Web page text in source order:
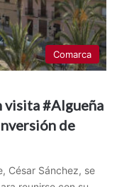
Comarca
visita #Algueña
de
César Sánchez, se